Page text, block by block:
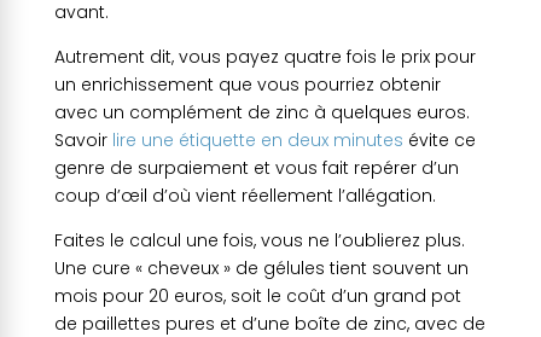
avant.
Autrement dit, vous payez quatre fois le prix pour
un enrichissement que vous pourriez obtenir
avec un complément de zinc à quelques euros.
Savoir lire une étiquette en deux minutes évite ce
genre de surpaiement et vous fait repérer d’un
coup d’œil d’où vient réellement l’allégation.
Faites le calcul une fois, vous ne l’oublierez plus.
Une cure « cheveux » de gélules tient souvent un
mois pour 20 euros, soit le coût d’un grand pot
de paillettes pures et d’une boîte de zinc, avec de